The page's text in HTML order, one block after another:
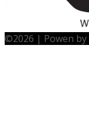
©2026 | Powen by